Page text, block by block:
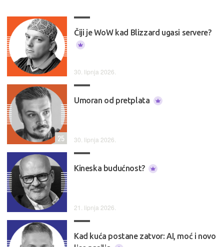
Čiji je WoW kad Blizzard ugasi servere?
30. lipnja 2026.
Umoran od pretplata
30. lipnja 2026.
25
Kineska budućnost?
21. lipnja 2026.
Kad kuća postane zatvor: AI, moć i novo